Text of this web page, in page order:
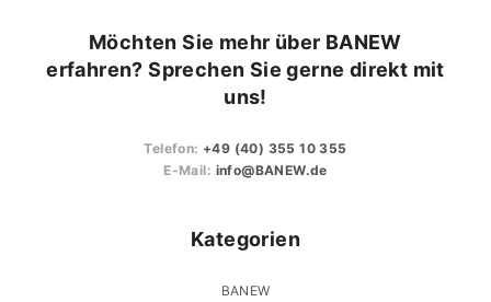
Möchten Sie mehr über BANEW
erfahren? Sprechen Sie gerne direkt mit
uns!
Telefon: +49 (40) 355 10 355
E-Mail: info@BANEW.de
Kategorien
BANEW